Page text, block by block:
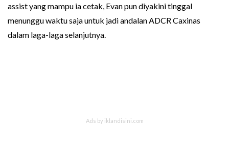
assist yang mampu ia cetak, Evan pun diyakini tinggal
menunggu waktu saja untuk jadi andalan ADCR Caxinas
dalam laga-laga selanjutnya.